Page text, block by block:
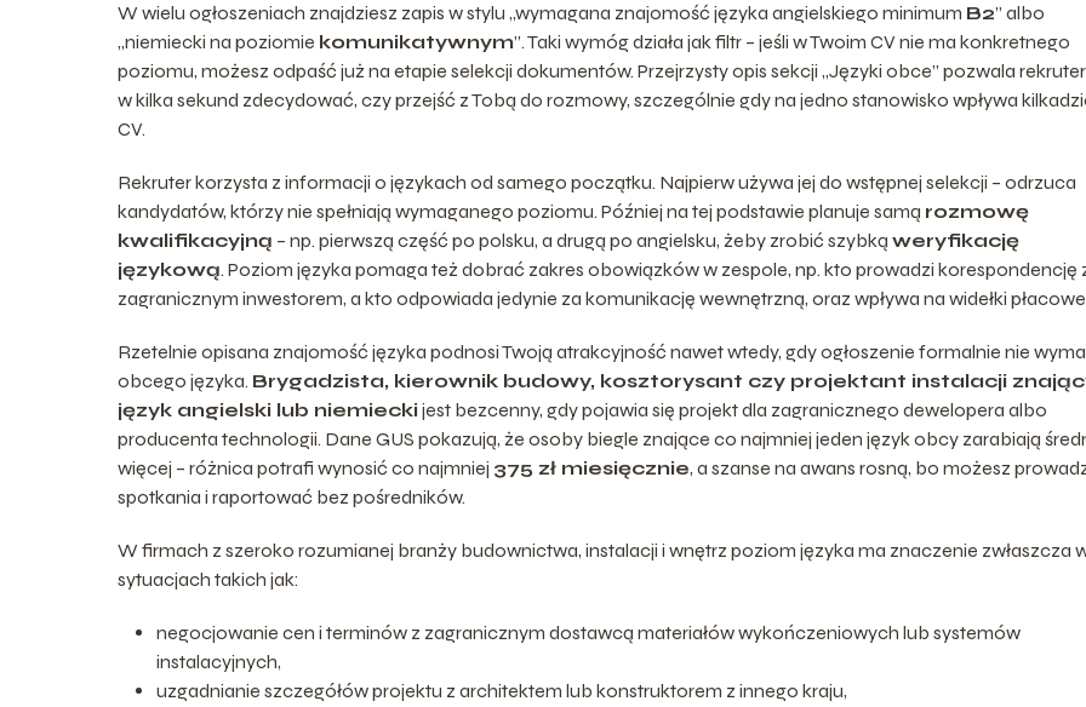
W wielu ogłoszeniach znajdziesz zapis w stylu „wymagana znajomość języka angielskiego minimum B2” albo
„niemiecki na poziomie komunikatywnym”. Taki wymóg działa jak filtr – jeśli w Twoim CV nie ma konkretnego
poziomu, możesz odpaść już na etapie selekcji dokumentów. Przejrzysty opis sekcji „Języki obce” pozwala
w kilka sekund zdecydować, czy przejść z Tobą do rozmowy, szczególnie gdy na jedno stanowisko wpływa
CV.
Rekruter korzysta z informacji o językach od samego początku. Najpierw używa jej do wstępnej selekcji – odrzuca
kandydatów, którzy nie spełniają wymaganego poziomu. Później na tej podstawie planuje samą rozmowę
kwalifikacyjną – np. pierwszą część po polsku, a drugą po angielsku, żeby zrobić szybką weryfikację
językową. Poziom języka pomaga też dobrać zakres obowiązków w zespole, np. kto prowadzi korespondencję
zagranicznym inwestorem, a kto odpowiada jedynie za komunikację wewnętrzną, oraz wpływa na widełki
Rzetelnie opisana znajomość języka podnosi Twoją atrakcyjność nawet wtedy, gdy ogłoszenie formalnie nie
obcego języka. Brygadzista, kierownik budowy, kosztorysant czy projektant instalacji
język angielski lub niemiecki jest bezcenny, gdy pojawia się projekt dla zagranicznego dewelopera albo
producenta technologii. Dane GUS pokazują, że osoby biegle znające co najmniej jeden język obcy zarabiają
więcej – różnica potrafi wynosić co najmniej 375 zł miesięcznie, a szanse na awans rosną, bo możesz
spotkania i raportować bez pośredników.
W firmach z szeroko rozumianej branży budownictwa, instalacji i wnętrz poziom języka ma znaczenie zwłaszcza
sytuacjach takich jak:
negocjowanie cen i terminów z zagranicznym dostawcą materiałów wykończeniowych lub systemów
instalacyjnych,
uzgadnianie szczegółów projektu z architektem lub konstruktorem z innego kraju,